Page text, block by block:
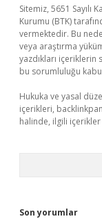
Sitemiz, 5651 Sayılı
Kurumu (BTK)
vermektedir. Bu
veya araştırma
yazdıkları
bu sorumluluğu
Hukuka ve yasal
içerikleri,
halinde, ilgili içerikler
Son yorumlar